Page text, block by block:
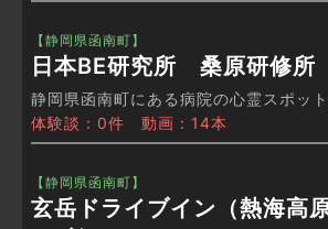
【静岡県函南町】
日本BE研究所 桑原研修所
静岡県函南町にある病院の心霊スポット
体験談：0件 動画：14本
【静岡県函南町】
玄岳ドライブイン（熱海高